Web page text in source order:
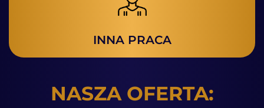
INNA PRACA
NASZA OFERTA: